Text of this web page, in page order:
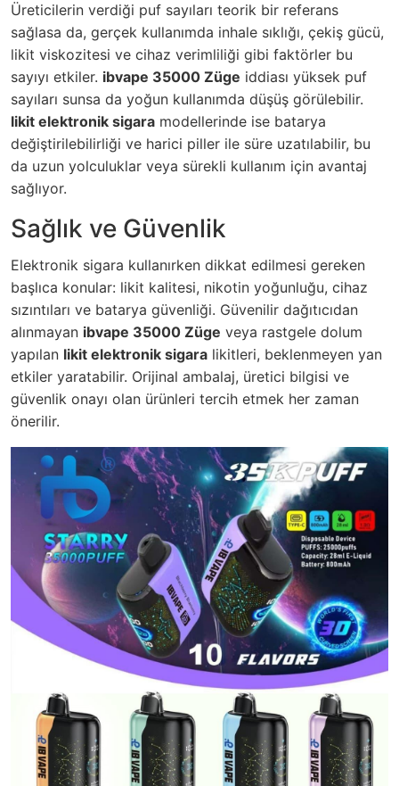
Üreticilerin verdiği puf sayıları teorik bir referans
sağlasa da, gerçek kullanımda inhale sıklığı, çekiş gücü,
likit viskozitesi ve cihaz verimliliği gibi faktörler bu
sayıyı etkiler. ibvape 35000 Züge iddiası yüksek puf
sayıları sunsa da yoğun kullanımda düşüş görülebilir.
likit elektronik sigara modellerinde ise batarya
değiştirilebilirliği ve harici piller ile süre uzatılabilir, bu
da uzun yolculuklar veya sürekli kullanım için avantaj
sağlıyor.
Sağlık ve Güvenlik
Elektronik sigara kullanırken dikkat edilmesi gereken
başlıca konular: likit kalitesi, nikotin yoğunluğu, cihaz
sızıntıları ve batarya güvenliği. Güvenilir dağıtıcıdan
alınmayan ibvape 35000 Züge veya rastgele dolum
yapılan likit elektronik sigara likitleri, beklenmeyen yan
etkiler yaratabilir. Orijinal ambalaj, üretici bilgisi ve
güvenlik onayı olan ürünleri tercih etmek her zaman
önerilir.